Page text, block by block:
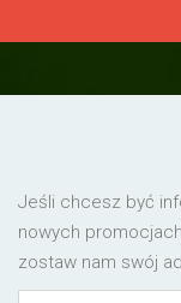
Jeśli chcesz być
nowych
zostaw nam swój